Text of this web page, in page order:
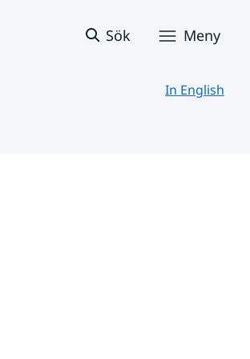
Sök Meny
In English